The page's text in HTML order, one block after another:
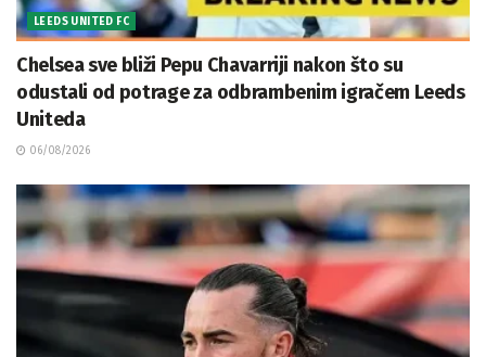
LEEDS UNITED FC
Chelsea sve bliži Pepu Chavarriji nakon što su
odustali od potrage za odbrambenim igračem Leeds
Uniteda
06/08/2026